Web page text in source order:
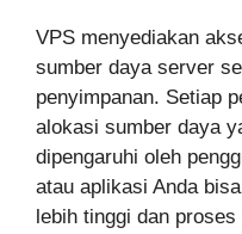
VPS menyediakan
sumber daya server
penyimpanan. Setiap
alokasi sumber daya
dipengaruhi oleh
atau aplikasi Anda
lebih tinggi dan